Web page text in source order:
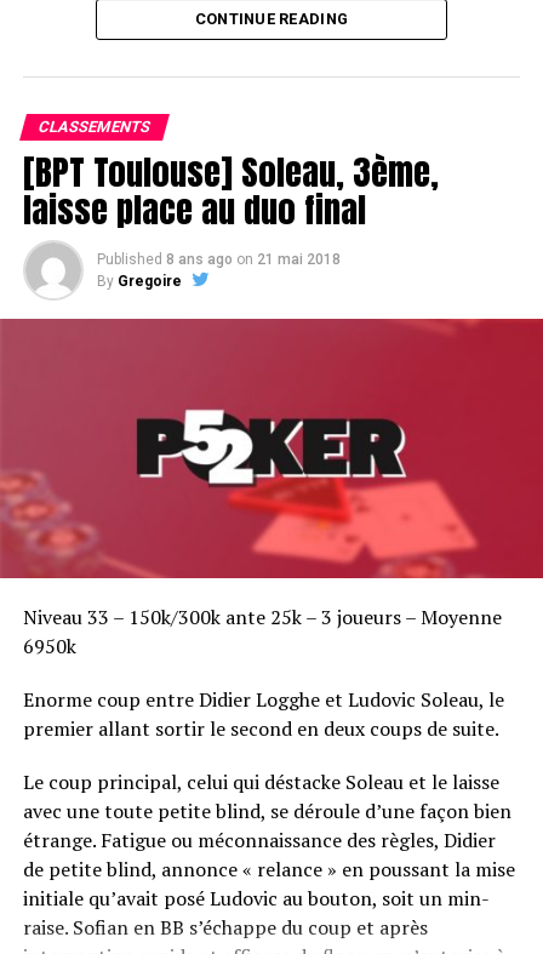
Le champagne va réchauffer si les deux finalistes ne se décident pas !
CONTINUE READING
CLASSEMENTS
[BPT Toulouse] Soleau, 3ème,
laisse place au duo final
Published 8 ans ago on 21 mai 2018
By Gregoire
Niveau 33 – 150k/300k ante 25k – 3 joueurs – Moyenne
6950k
Enorme coup entre Didier Logghe et Ludovic Soleau, le
premier allant sortir le second en deux coups de suite.
Le coup principal, celui qui déstacke Soleau et le laisse
avec une toute petite blind, se déroule d’une façon bien
étrange. Fatigue ou méconnaissance des règles, Didier
de petite blind, annonce « relance » en poussant la mise
initiale qu’avait posé Ludovic au bouton, soit un min-
raise. Sofian en BB s’échappe du coup et après